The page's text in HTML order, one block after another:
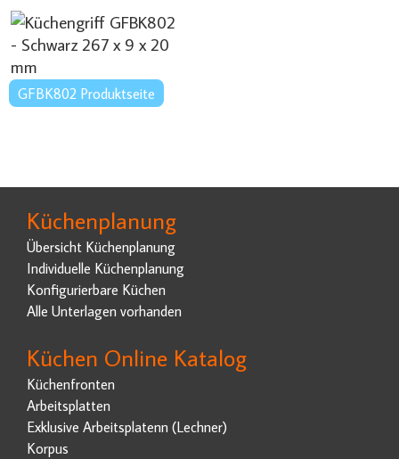
GFBK802 Produktseite
Küchenplanung
Übersicht Küchenplanung
Individuelle Küchenplanung
Konfigurierbare Küchen
Alle Unterlagen vorhanden
Küchen Online Katalog
Küchenfronten
Arbeitsplatten
Exklusive Arbeitsplatenn (Lechner)
Korpus